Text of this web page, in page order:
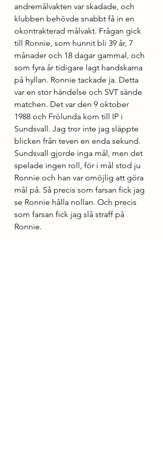
andremålvakten var skadade, och
klubben behövde snabbt få in en
okontrakterad målvakt. Frågan gick
till Ronnie, som hunnit bli 39 år, 7
månader och 18 dagar gammal, och
som fyra år tidigare lagt handskarna
på hyllan. Ronnie tackade ja. Detta
var en stor händelse och SVT sände
matchen. Det var den 9 oktober
1988 och Frölunda kom till IP i
Sundsvall. Jag tror inte jag släppte
blicken från teven en enda sekund.
Sundsvall gjorde inga mål, men det
spelade ingen roll, för i mål stod ju
Ronnie och han var omöjlig att göra
mål på. Så precis som farsan fick jag
se Ronnie hålla nollan. Och precis
som farsan fick jag slå straff på
Ronnie.